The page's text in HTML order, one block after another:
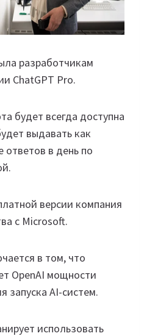
разработчикам
ChatGPT Pro.
будет всегда доступна
выдавать как
в день по
версии компания
с Microsoft.
в том, что
OpenAI мощности
запуска AI-систем.
использовать